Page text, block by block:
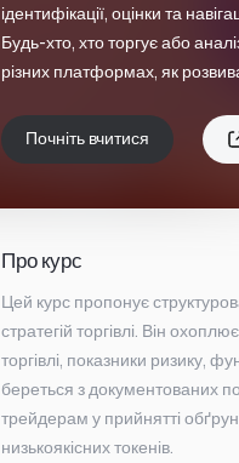
ідентифікації, оцінки та
Будь-хто, хто торгує або
різних платформах, як
Почніть вчитися
Про курс
Цей курс пропонує
стратегій торгівлі. Він
торгівлі, показники ризику,
береться з документованих
трейдерам у прийнятті
низькоякісних токенів.